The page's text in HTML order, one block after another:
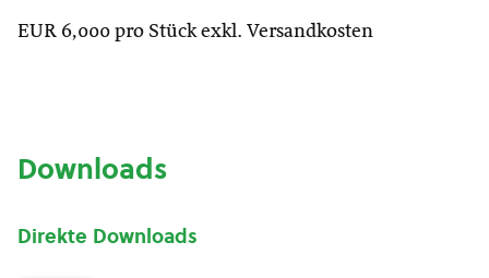
EUR 6,000 pro Stück exkl. Versandkosten
Downloads
Direkte Downloads